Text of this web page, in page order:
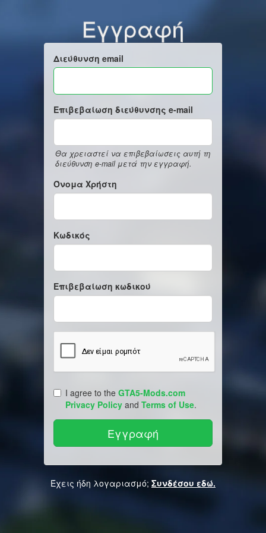
Εγγραφή
Διεύθυνση email
Επιβεβαίωση διεύθυνσης e-mail
Θα χρειαστεί να επιβεβαίωσεις αυτή τη
διεύθυνση e-mail μετά την εγγραφή.
Όνομα Χρήστη
Κωδικός
Επιβεβαίωση κωδικού
I agree to the GTA5-Mods.com
Privacy Policy and Terms of Use.
Έχεις ήδη λογαριασμό; Συνδέσου εδώ.